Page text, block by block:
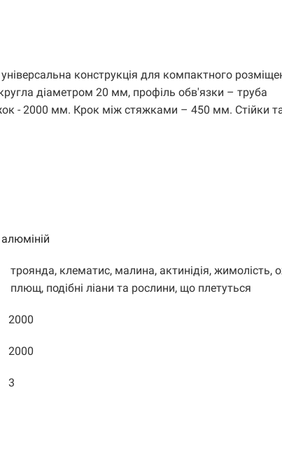
конструкція для компактного
діаметром 20 мм, профіль обв'язки – труба
- 2000 мм. Крок між стяжками – 450 мм. Стійки
алюміній
троянда, клематис, малина, актинідія, жимолість,
плющ, подібні ліани та рослини, що плетуться
2000
2000
3